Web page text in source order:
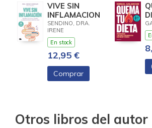
VIVE SIN
INFLAMACION
SENDINO, DRA.
IRENE
En stock
12,95 €
Comprar
Otros libros del autor